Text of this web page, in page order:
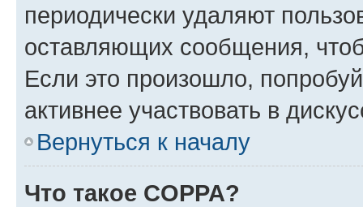
периодически удаляют
оставляющих сообщения,
Если это произошло,
активнее участвовать в
Вернуться к началу
Что такое COPPA?